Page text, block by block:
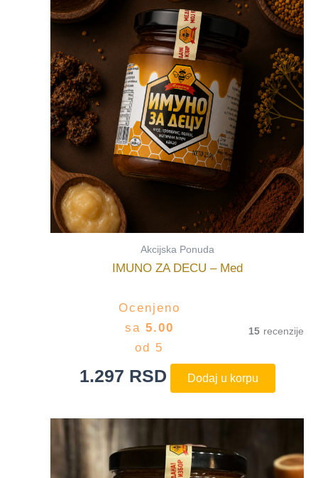
Akcijska Ponuda
IMUNO ZA DECU – Med
Ocenjeno
sa 5.00
od 5
15
1.297 RSD Dodaj u korpu